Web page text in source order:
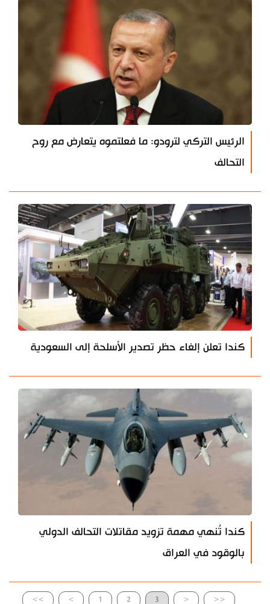
الرئيس التركي لترودو: ما فعلتموه يتعارض مع روح
التحالف
كندا تعلن إلغاء حظر تصدير الأسلحة إلى السعودية
كندا تُنهي مهمة تزويد مقاتلات التحالف الدولي
بالوقود في العراق
>> > 1 2 3 < <<